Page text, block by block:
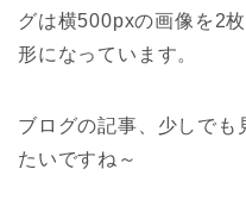
グは横500pxの画像を2
形になっています。
ブログの記事、少しでも
たいですね～